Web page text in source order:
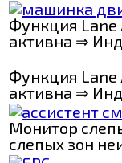
Функция Lane
активна ⇒
Функция Lane
активна ⇒
Монитор
слепых зон